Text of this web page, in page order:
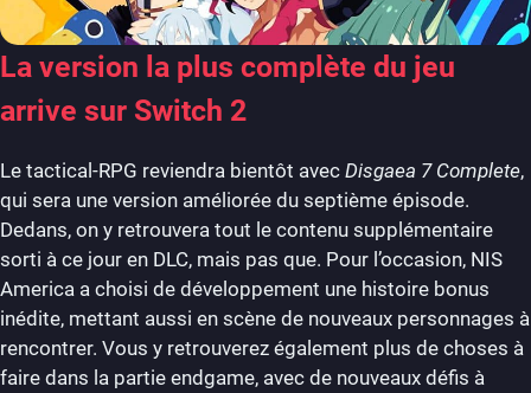
La version la plus complète du jeu
arrive sur Switch 2
Le tactical-RPG reviendra bientôt avec Disgaea 7 Complete,
qui sera une version améliorée du septième épisode.
Dedans, on y retrouvera tout le contenu supplémentaire
sorti à ce jour en DLC, mais pas que. Pour l’occasion, NIS
America a choisi de développement une histoire bonus
inédite, mettant aussi en scène de nouveaux personnages à
rencontrer. Vous y retrouverez également plus de choses à
faire dans la partie endgame, avec de nouveaux défis à